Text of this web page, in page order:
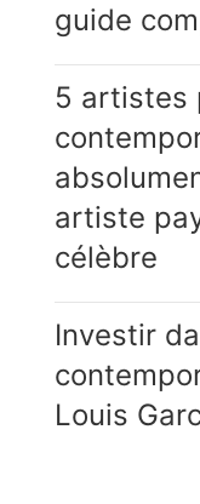
guide
5 artistes
artiste
célèbre
Investir
Louis